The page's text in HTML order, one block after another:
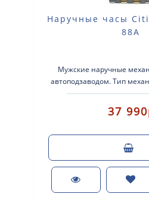
Наручные часы
88A
Мужские наручные
автоподзаводом. Тип
автоматическим заводом.
37